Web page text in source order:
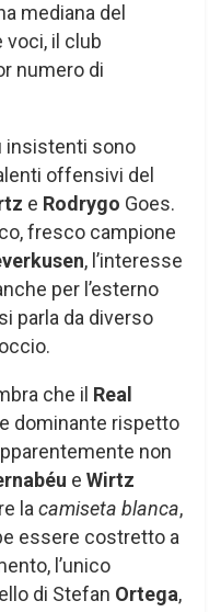
mediana del
voci, il club
numero di
insistenti sono
offensivi del
e Rodrygo Goes.
fresco campione
, l’interesse
per l’esterno
si parla da diverso
che il Real
dominante rispetto
non
e Wirtz
la camiseta blanca,
essere costretto a
l’unico
di Stefan Ortega,